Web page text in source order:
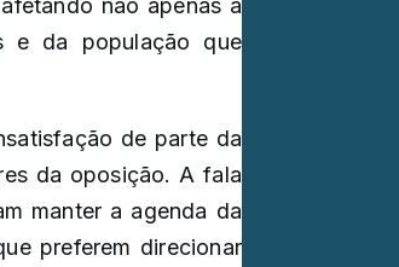
e da população que
de parte da
da oposição. A fala
manter a agenda da
preferem direcionar